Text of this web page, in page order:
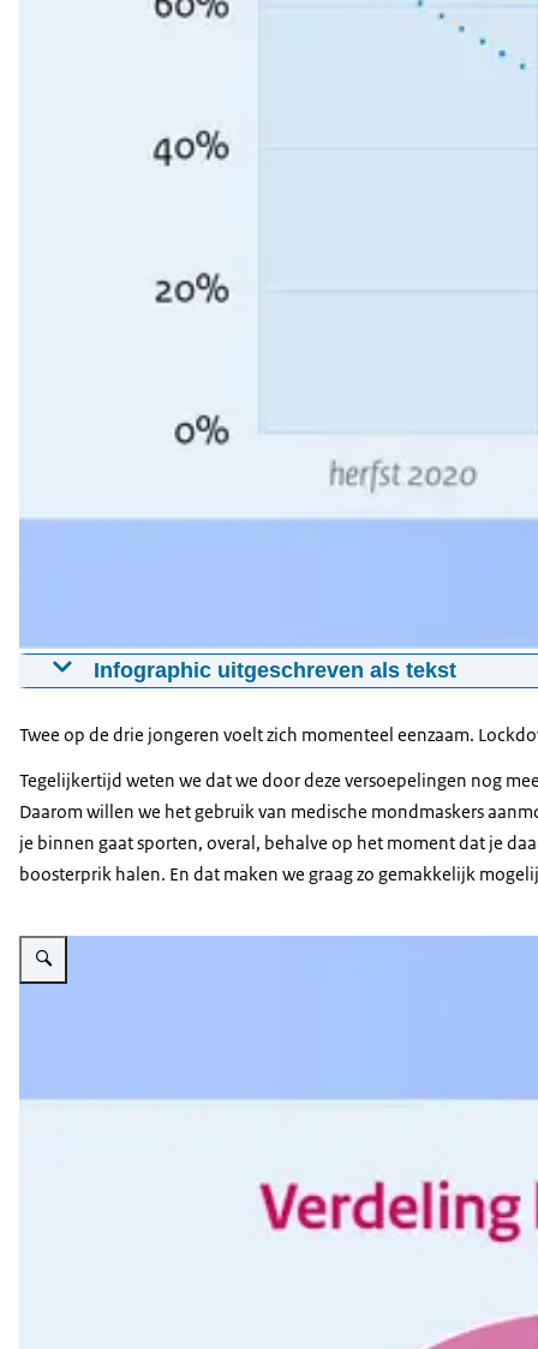
Infographic uitgeschreven als tekst
Tussen de winter van 2020 en de zomer van 2021 gaan
steeg toen vorige winter de avondklok werd ingevoerd.
eenzaam voelt?
Minister Kuipers gebruikte voor deze grafiek gegevens
Twee op de drie jongeren voelt zich momenteel eenzaam.
Tegelijkertijd weten we dat we door deze versoepelingen nog
Daarom willen we het gebruik van medische mondmaskers
je binnen gaat sporten, overal, behalve op het moment dat je
boosterprik halen. En dat maken we graag zo gemakkelijk
Vergroot afbeelding Verdeling boosters bij volwassenen